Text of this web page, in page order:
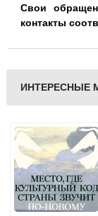
Свои
контакты
ИНТЕРЕСНЫЕ